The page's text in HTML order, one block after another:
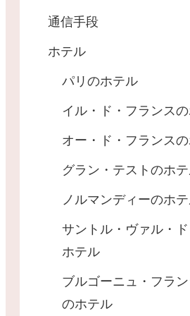
通信手段
ホテル
パリのホテル
イル・ド・フランス
オー・ド・フランス
グラン・テストのホ
ノルマンディーのホ
サントル・ヴァル・
ホテル
ブルゴーニュ・フラ
のホテル